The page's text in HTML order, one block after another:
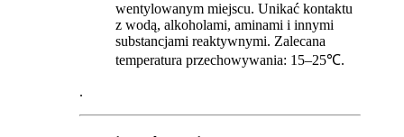
wentylowanym miejscu. Unikać kontaktu
z wodą, alkoholami, aminami i innymi
substancjami reaktywnymi. Zalecana
temperatura przechowywania: 15–25℃.
.